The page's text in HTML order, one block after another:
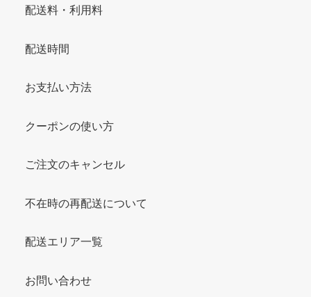
配送料・利用料
配送時間
お支払い方法
クーポンの使い方
ご注文のキャンセル
不在時の再配送について
配送エリア一覧
お問い合わせ